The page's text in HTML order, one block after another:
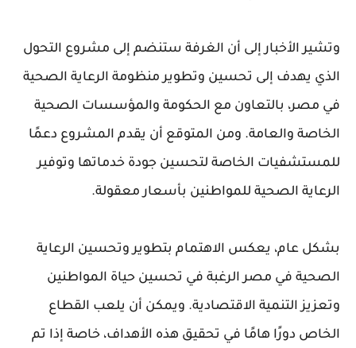
وتشير الأخبار إلى أن الغرفة ستنضم إلى مشروع التحول
الذي يهدف إلى تحسين وتطوير منظومة الرعاية الصحية
في مصر، بالتعاون مع الحكومة والمؤسسات الصحية
الخاصة والعامة. ومن المتوقع أن يقدم المشروع دعمًا
للمستشفيات الخاصة لتحسين جودة خدماتها وتوفير
الرعاية الصحية للمواطنين بأسعار معقولة.
بشكل عام، يعكس الاهتمام بتطوير وتحسين الرعاية
الصحية في مصر الرغبة في تحسين حياة المواطنين
وتعزيز التنمية الاقتصادية. ويمكن أن يلعب القطاع
الخاص دورًا هامًا في تحقيق هذه الأهداف، خاصة إذا تم